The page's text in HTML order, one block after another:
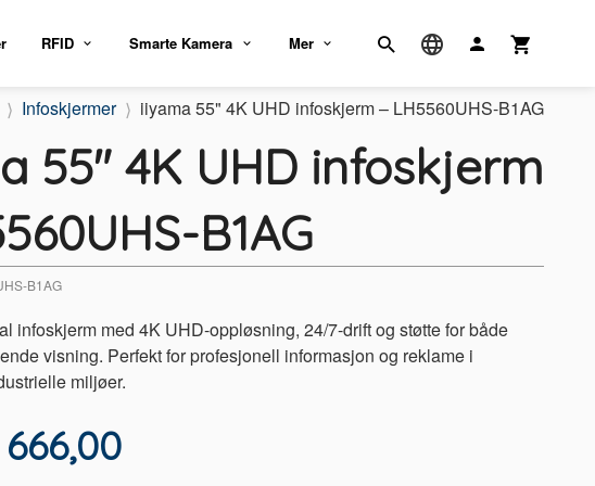
RFID Smarte Kamera Mer
Infoskjermer iiyama 55" 4K UHD infoskjerm – LH5560UHS-B1AG
55" 4K UHD infoskjerm
B1AG
B1AG
infoskjerm med 4K UHD-oppløsning, 24/7-drift og støtte for både
visning. Perfekt for profesjonell informasjon og reklame i
miljøer.